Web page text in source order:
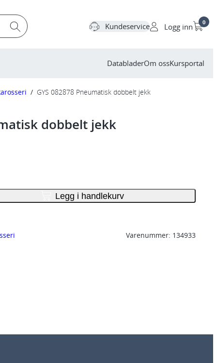
Kundeservice Logg inn 0
DatabladerOm ossKursportal
/ GYS 082878 Pneumatisk dobbelt jekk
dobbelt jekk
Legg i handlekurv
Varenummer: 134933